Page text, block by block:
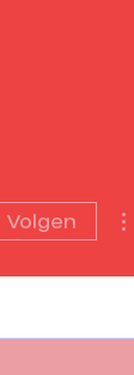
Volgen